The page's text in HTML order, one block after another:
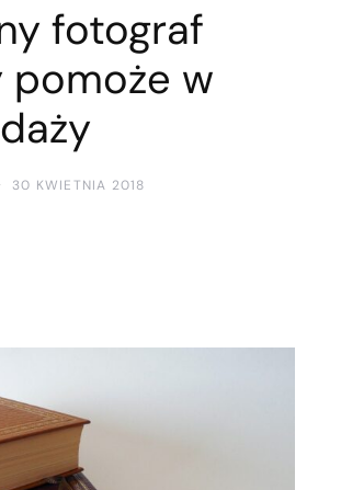
fotograf
w
30 KWIETNIA 2018